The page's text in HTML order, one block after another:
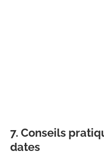
7. Conseils
dates